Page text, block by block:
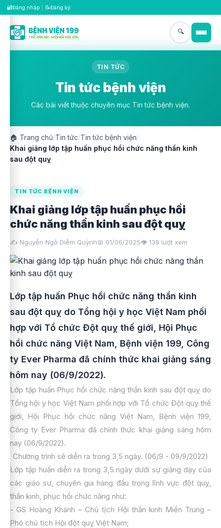
🔐Đăng nhập 📝Đăng ký
🔍
TIN TỨC
Tin tức bệnh viện
Các bài viết thuộc chuyên mục Tin tức bệnh viện.
🏠 Trang chủ/Tin tức/Tin tức bệnh viện/
Khai giảng lớp tập huấn phục hồi chức năng thần kinh
sau đột quỵ
TIN TỨC BỆNH VIỆN
Khai giảng lớp tập huấn phục hồi
chức năng thần kinh sau đột quỵ
✍️ Nguyễn Ngô Diễm Quỳnh📅 01/06/2025👁️ 139 lượt xem
Lớp tập huấn Phục hồi chức năng thần kinh
sau đột quỵ do Tổng hội y học Việt Nam phối
hợp với Tổ chức Đột quỵ thế giới, Hội Phục
hồi chức năng Việt Nam, Bệnh viện 199, Công
ty Ever Pharma đã chính thức khai giảng sáng
hôm nay (06/9/2022).
Lớp tập huấn Phục hồi chức năng thần kinh sau đột quỵ do
Tổng hội y học Việt Nam phối hợp với Tổ chức Đột quỵ thế
giới, Hội Phục hồi chức năng Việt Nam, Bệnh viện 199,
Công ty Ever Pharma đã chính thức khai giảng sáng hôm
nay (06/9/2022).
Chương trình sẽ diễn ra trong 3,5 ngày. (06/9 - 09/9/2022)
Lớp tập huấn diễn ra trong 3,5 ngày dưới sự giảng dạy của
các giáo sư, chuyên gia hàng đầu trong lĩnh vực đột quỵ,
thần kinh, phục hồi chức năng như:
- GS Hoàng Khánh – Chủ tịch Hội thần kinh Miền Trung –
Phó chủ tịch Hội đột quỵ Việt Nam;